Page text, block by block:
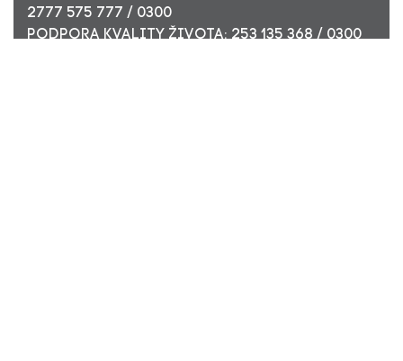
2777 575 777 / 0300
PODPORA KVALITY ŽIVOTA: 253 135 368 / 0300